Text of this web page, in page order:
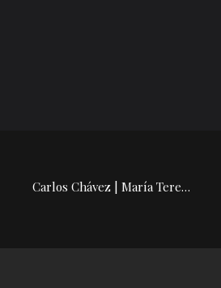
Carlos Chávez | María Teresa Rodríguez: Conferencia Concierto